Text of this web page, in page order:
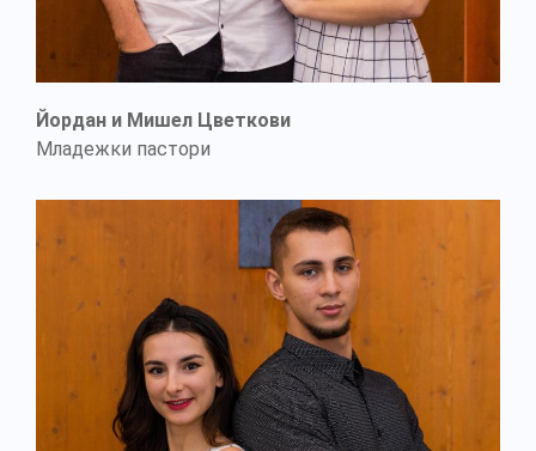
Йордан и Мишел Цветкови
Младежки пастори